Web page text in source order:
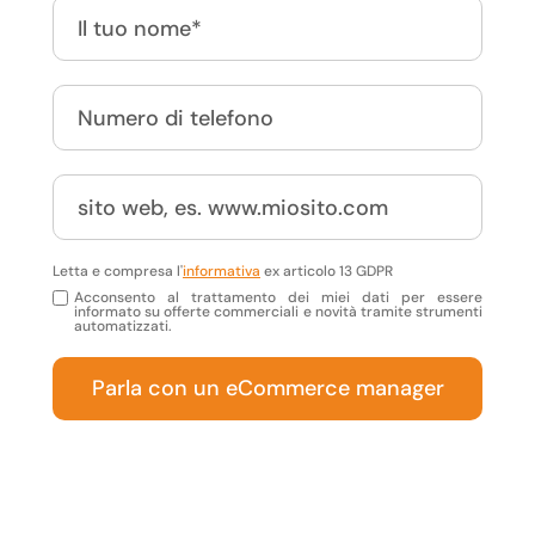
Letta e compresa l'informativa ex articolo 13 GDPR
Acconsento al trattamento dei miei dati per essere
informato su offerte commerciali e novità tramite strumenti
automatizzati.
Parla con un eCommerce manager